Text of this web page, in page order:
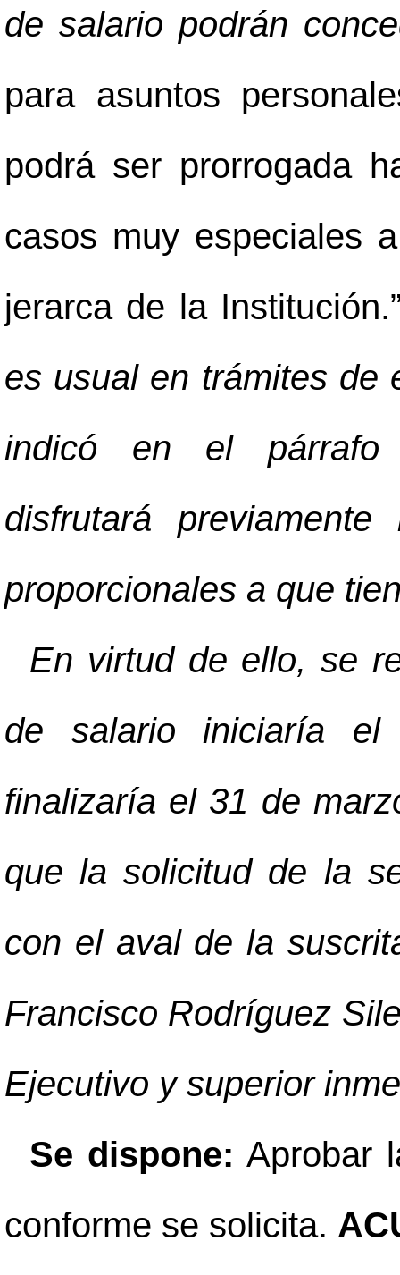
de salario podrán
para asuntos
podrá ser prorrogada
casos muy especiales
jerarca de la
es usual en trámites de
indicó en el párrafo
disfrutará
proporcionales a que
En virtud de ello, se
de salario iniciaría
finalizaría el 31 de
que la solicitud de la
con el aval de la
Francisco Rodríguez
Ejecutivo y superior
Se dispone: Aprobar
conforme se solicita.